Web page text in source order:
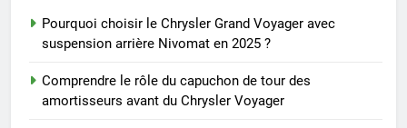
Pourquoi choisir le Chrysler Grand Voyager avec
suspension arrière Nivomat en 2025 ?
Comprendre le rôle du capuchon de tour des
amortisseurs avant du Chrysler Voyager